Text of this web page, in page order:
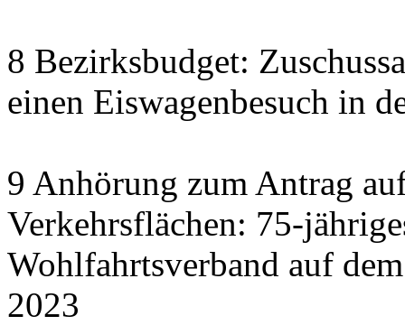
8 Bezirksbudget:
einen Eiswagenbesuch in
9 Anhörung zum Antrag
Verkehrsflächen: 75-
Wohlfahrtsverband auf
2023